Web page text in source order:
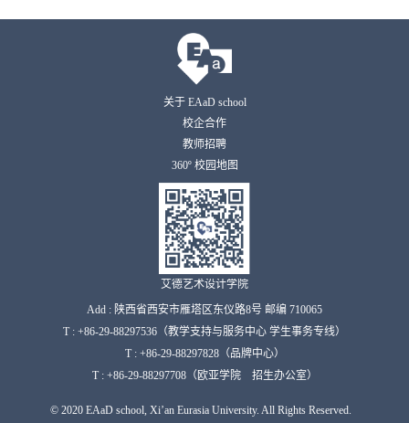
关于 EAaD school
校企合作
教师招聘
360º 校园地图
艾德艺术设计学院
Add : 陕西省西安市雁塔区东仪路8号 邮编 710065
T : +86-29-88297536（教学支持与服务中心 学生事务专线）
T : +86-29-88297828（品牌中心）
T : +86-29-88297708（欧亚学院 招生办公室）
© 2020 EAaD school, Xi’an Eurasia University. All Rights Reserved.